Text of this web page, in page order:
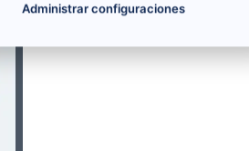
Administrar configuraciones